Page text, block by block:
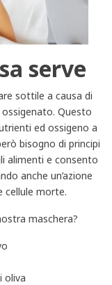
serve
sottile a causa di
Questo
ed ossigeno a
bisogno di principi
alimenti e consento
anche un’azione
cellule morte.
maschera?
oliva